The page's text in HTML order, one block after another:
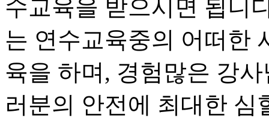
수교육을 받으시면 됩니
는 연수교육중의 어떠한
육을 하며, 경험많은 강
러분의 안전에 최대한